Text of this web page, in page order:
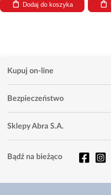
Dodaj do koszyka
Kupuj on-line
Bezpieczeństwo
Sklepy Abra S.A.
Bądź na bieżąco